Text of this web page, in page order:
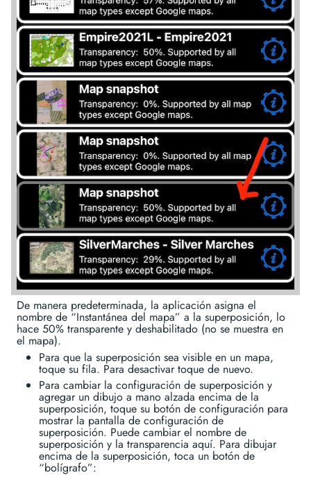
De manera predeterminada, la aplicación asigna el
nombre de “Instantánea del mapa” a la superposición, lo
hace 50% transparente y deshabilitado (no se muestra en
el mapa).
Para que la superposición sea visible en un mapa,
toque su fila. Para desactivar toque de nuevo.
Para cambiar la configuración de superposición y
agregar un dibujo a mano alzada encima de la
superposición, toque su botón de configuración para
mostrar la pantalla de configuración de
superposición. Puede cambiar el nombre de
superposición y la transparencia aquí. Para dibujar
encima de la superposición, toca un botón de
“bolígrafo”: